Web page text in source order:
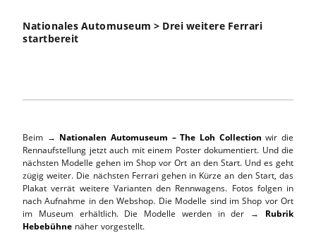
Nationales Automuseum > Drei weitere Ferrari
startbereit
Beim → Nationalen Automuseum – The Loh Collection wir die
Rennaufstellung jetzt auch mit einem Poster dokumentiert. Und die
nächsten Modelle gehen im Shop vor Ort an den Start. Und es geht
zügig weiter. Die nächsten Ferrari gehen in Kürze an den Start, das
Plakat verrät weitere Varianten den Rennwagens. Fotos folgen in
nach Aufnahme in den Webshop. Die Modelle sind im Shop vor Ort
im Museum erhältlich. Die Modelle werden in der → Rubrik
Hebebühne näher vorgestellt.